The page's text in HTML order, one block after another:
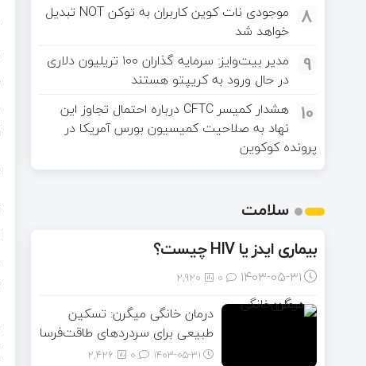
8
موجودی نات کوین کاربران به توکن NOT تبدیل
خواهد شد
9
مدیر بیت‌وایز: سرمایه گذاران ۱۰۰ تریلیون دلاری
در حال ورود به کریپتو هستند
10
هشدار کمیسر CFTC درباره احتمال تجاوز این
نهاد به صلاحیت کمیسیون بورس آمریکا در
پرونده کوکوین
سلامت
بیماری ایدز یا HIV چیست؟
۱۴۰۳-۰۵-۳۱ 2,920
درمان خانگی میگرن: تسکین
طبیعی برای سردردهای طاقت‌فرسا
۱۴۰۳-۰۵-۳۱ 2,426